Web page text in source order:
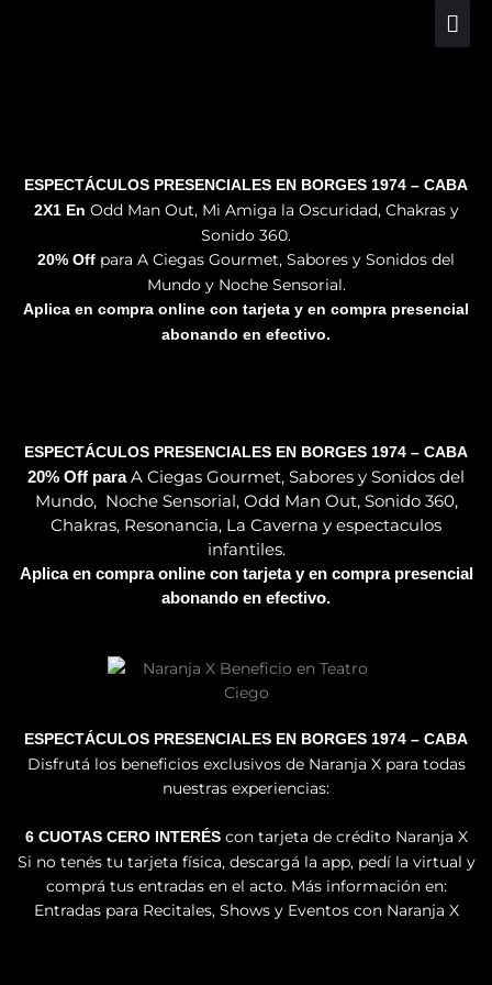
ESPECTÁCULOS PRESENCIALES EN BORGES 1974 – CABA
2X1 En Odd Man Out, Mi Amiga la Oscuridad, Chakras y
Sonido 360.
20% Off para A Ciegas Gourmet, Sabores y Sonidos del
Mundo y Noche Sensorial.
Aplica en compra online con tarjeta y en compra presencial
abonando en efectivo.
ESPECTÁCULOS PRESENCIALES EN BORGES 1974 – CABA
20% Off paraA Ciegas Gourmet, Sabores y Sonidos del
Mundo, Noche Sensorial, Odd Man Out, Sonido 360,
Chakras, Resonancia, La Caverna y espectaculos
infantiles.
Aplica en compra online con tarjeta y en compra presencial
abonando en efectivo.
ESPECTÁCULOS PRESENCIALES EN BORGES 1974 – CABA
Disfrutá los beneficios exclusivos de Naranja X para todas
nuestras experiencias:
6 CUOTAS CERO INTERÉScon tarjeta de crédito Naranja X
Si no tenés tu tarjeta física, descargá la app, pedí la virtual y
comprá tus entradas en el acto. Más información en:
Entradas para Recitales, Shows y Eventos con Naranja X